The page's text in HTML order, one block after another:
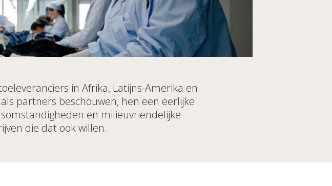
in Afrika, Latijns-Amerika en
partners beschouwen, hen een eerlijke
en milieuvriendelijke
die dat ook willen.